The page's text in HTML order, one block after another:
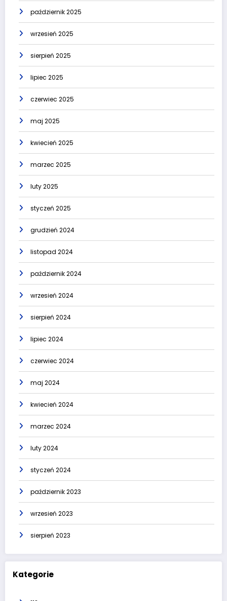
październik 2025
wrzesień 2025
sierpień 2025
lipiec 2025
czerwiec 2025
maj 2025
kwiecień 2025
marzec 2025
luty 2025
styczeń 2025
grudzień 2024
listopad 2024
październik 2024
wrzesień 2024
sierpień 2024
lipiec 2024
czerwiec 2024
maj 2024
kwiecień 2024
marzec 2024
luty 2024
styczeń 2024
październik 2023
wrzesień 2023
sierpień 2023
Kategorie